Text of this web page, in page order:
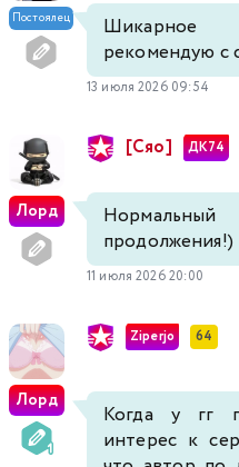
Постоялец
Шикарное
рекомендую с
13 июля 2026 09:54
Лорд
[Сяо] ДК74
продолжения!)
11 июля 2026 20:00
Лорд
Ziperjo 64
Когда у гг
интерес к